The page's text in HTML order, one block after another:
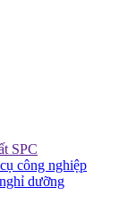
SPC
công nghiệp
dưỡng